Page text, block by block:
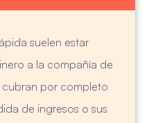
suelen estar
a la compañía de
cubran por completo
de ingresos o sus